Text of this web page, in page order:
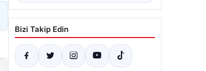
Bizi Takip Edin